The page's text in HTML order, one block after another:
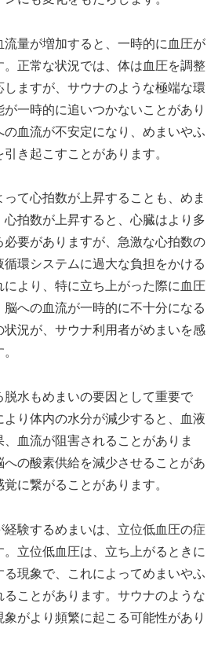
流量が増加すると、一時的に血圧が
正常な状況では、体は血圧を調整
ますが、サウナのような極端な環
一時的に追いつかないことがあり
の血流が不安定になり、めまいやふ
き起こすことがあります。
て心拍数が上昇することも、めま
拍数が上昇すると、心臓はより多
必要がありますが、急激な心拍数の
環システムに過大な負担をかける
により、特に立ち上がった際に血圧
への血流が一時的に不十分になる
状況が、サウナ利用者がめまいを感
脱水もめまいの要因として重要で
り体内の水分が減少すると、血液
血流が阻害されることがありま
の酸素供給を減少させることがあ
に繋がることがあります。
経験するめまいは、立位低血圧の症
立位低血圧は、立ち上がるときに
現象で、これによってめまいやふ
ることがあります。サウナのような
がより頻繁に起こる可能性があり